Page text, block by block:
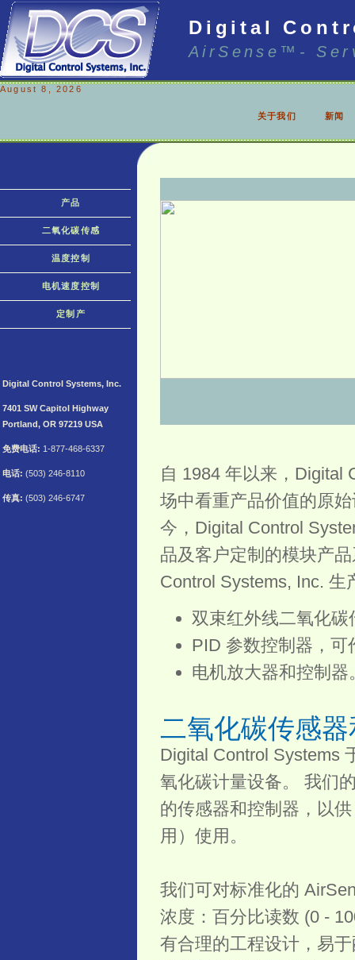
Digital
AirSense™-
August 8, 2026
关于我们 新闻
产品
二氧化碳传感
温度控制
电机速度控制
定制产
Digital Control Systems, Inc.
7401 SW Capitol Highway
Portland, OR 97219 USA
免费电话: 1-877-468-6337
电话: (503) 246-8110
传真: (503) 246-6747
自 1984 年以来，Digital
场中看重产品价值的原
今，Digital Control
品及客户定制的模块产
Control Systems, Inc.
双束红外线二氧化
PID 参数控制器，
电机放大器和控制器
二氧化碳传感
Digital Control Systems
氧化碳计量设备。 我们
的传感器和控制器，以
用）使用。
我们可对标准化的
浓度：百分比读数 (0 -
有合理的工程设计，易